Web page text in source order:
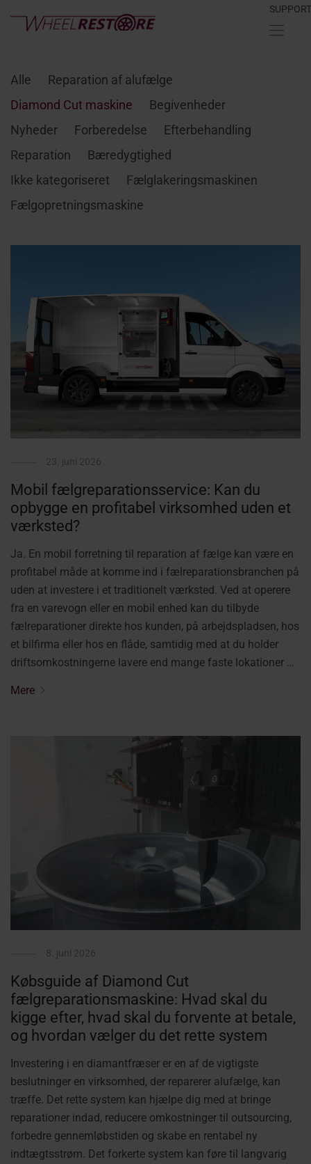
SUPPORT
Alle
Reparation af alufælge
Diamond Cut maskine
Begivenheder
Nyheder
Forberedelse
Efterbehandling
Reparation
Bæredygtighed
Ikke kategoriseret
Fælglakeringsmaskinen
Fælgopretningsmaskine
Mobil fælgreparationsservice: Kan du
opbygge en profitabel virksomhed uden et
værksted?
Ja. En mobil forretning til reparation af fælge kan være en
profitabel måde at komme ind i fælreparationsbranchen på
uden at investere i et traditionelt værksted. Ved at operere
fra en varevogn eller en mobil enhed kan du tilbyde
fælreparationer direkte hos kunden, på arbejdspladsen, hos
et bilfirma eller hos en flåde, samtidig med at du holder
driftsomkostningerne lavere end mange faste lokationer …
Mere
Købsguide af Diamond Cut
fælgreparationsmaskine: Hvad skal du
kigge efter, hvad skal du forvente at betale,
og hvordan vælger du det rette system
Investering i en diamantfræser er en af de vigtigste
beslutninger en virksomhed, der reparerer alufælge, kan
træffe. Det rette system kan hjælpe dig med at bringe
reparationer indad, reducere omkostninger til outsourcing,
forbedre gennemløbstiden og skabe en rentabel ny
indtægtsstrøm. Det forkerte system kan føre til langvarig